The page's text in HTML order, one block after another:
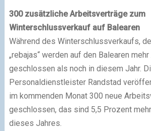
300 zusätzliche Arbeitsverträge zum
Winterschlussverkauf auf Balearen
Während des Winterschlussverkaufs,
„rebajas“ werden auf den Balearen
geschlossen als noch in diesem Jahr.
Personaldienstleister Randstad
im kommenden Monat 300 neue
geschlossen, das sind 5,5 Prozent
dieses Jahres.